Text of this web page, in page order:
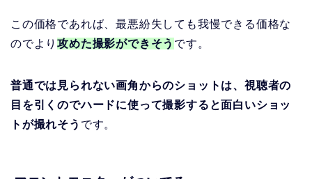
この価格であれば、最悪紛失しても我慢できる価格な
のでより攻めた撮影ができそう です。
普通では見られない画角からのショットは、視聴者の
目を引くのでハードに使って撮影すると面白いショッ
トが撮れそう です。